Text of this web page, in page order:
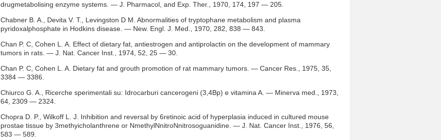
drugmetabolising enzyme systems. — J. Pharmacol, and Exp. Ther., 1970, 174, 197 — 205.
Chabner B. A., Devita V. Т., Levingston D M. Abnormalities of tryptophane metabolism and plasma
pyridoxalphosphate in Hodkins disease. — New. Engl. J. Med., 1970, 282, 838 — 843.
Chan P. C, Cohen L. A. Effect of dietary fat, antiestrogen and antiprolactin on the development of mammary
tumors in rats. — J. Nat. Cancer Inst., 1974, 52, 25 — 30.
Chan P. C, Cohen L. A. Dietary fat and grouth promotion of rat mammary tumors. — Cancer Res., 1975, 35,
3384 — 3386.
Chiurco G. A., Ricerche sperimentali su: Idrocarburi cancerogeni (3,4Bp) e vitamina A. — Minerva med., 1973,
64, 2309 — 2324.
Chopra D. P., Wilkoff L. J. Inhibition and reversal by 6retinoic acid of hyperplasia induced in cultured mouse
prostae tissue by 3methyicholanthrene or NmethylNnitroNnitrosoguanidine. — J. Nat. Cancer Inst., 1976, 56,
583 — 589.